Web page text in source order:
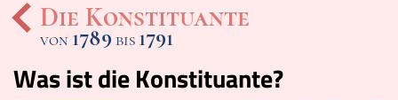
Ereignisse
Lucys Wissensbox
Die Konstituante
von 1789 bis 1791
Was ist die Konstituante?